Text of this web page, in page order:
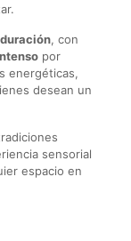
, con
por
energéticas,
desean un
sensorial
espacio en